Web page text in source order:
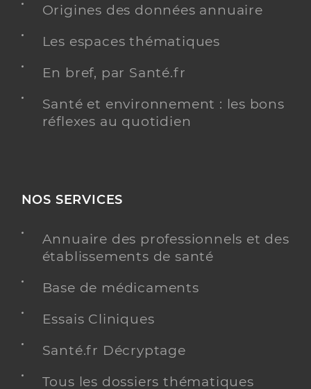
Origines des données annuaire
Les espaces thématiques
En bref, par Santé.fr
Santé et environnement : les bons
réflexes au quotidien
NOS SERVICES
Annuaire des professionnels et des
établissements de santé
Base de médicaments
Essais Cliniques
Santé.fr Décryptage
Tous les dossiers thématiques